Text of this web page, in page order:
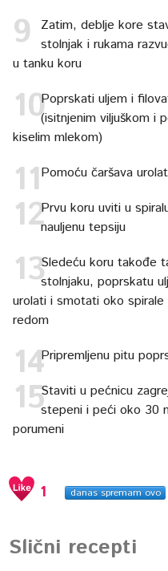
Zatim, deblje kore
stolnjak i rukama
u tanku koru
Poprskati uljem i
(isitnjenim viljuškom i
kiselim mlekom)
Pomoću čaršava
Prvu koru uviti u
nauljenu tepsiju
Sledeću koru takođe
stolnjaku, poprskatu
urolati i smotati oko
redom
Pripremljenu pitu
Staviti u pećnicu
stepeni i peći oko 30
porumeni
1 danas spremam ovo
Slični recepti